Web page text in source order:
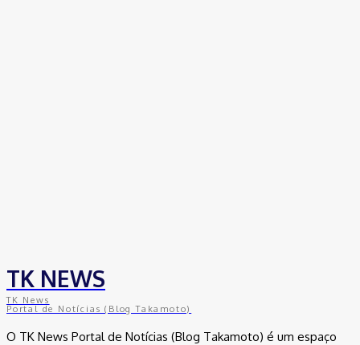
TK NEWS
TK News
Portal de Notícias (Blog Takamoto)
O TK News Portal de Notícias (Blog Takamoto) é um espaço